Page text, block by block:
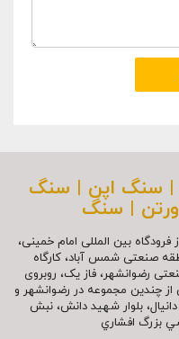
| سنگ اپن | سنگ
| سنگ
از فرودگاه بین المللی امام خمینی،
صنعتی شمس آباد، کارگاه
رضوانشهر، فاز یک، روبروی
از چندین مجموعه در رضوانشهر و
بلوار شهيد دانش، نبش
بزرگ افشاري